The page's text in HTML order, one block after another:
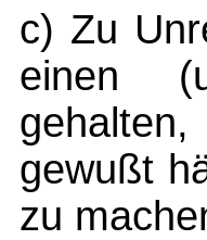
c) Zu
einen
gewußt
zu